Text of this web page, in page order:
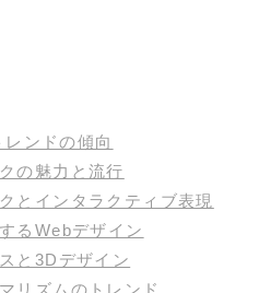
ンドの傾向
の魅力と流行
とインタラクティブ表現
るWebデザイン
と3Dデザイン
リズムのトレンド